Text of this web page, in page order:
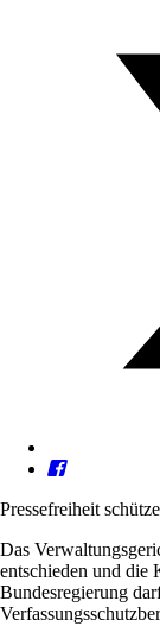
Pressefreiheit
Das
entschieden und die
Bundesregierung